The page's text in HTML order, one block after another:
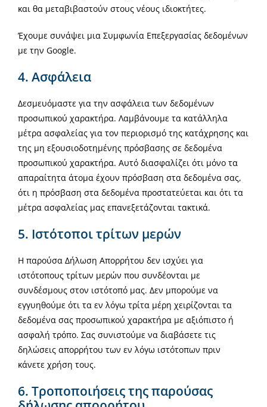
και θα μεταβιβαστούν στους νέους ιδιοκτήτες.
Έχουμε συνάψει μια Συμφωνία Επεξεργασίας δεδομένων
με την Google.
4. Ασφάλεια
Δεσμευόμαστε για την ασφάλεια των δεδομένων
προσωπικού χαρακτήρα. Λαμβάνουμε τα κατάλληλα
μέτρα ασφαλείας για τον περιορισμό της κατάχρησης και
της μη εξουσιοδοτημένης πρόσβασης σε δεδομένα
προσωπικού χαρακτήρα. Αυτό διασφαλίζει ότι μόνο τα
απαραίτητα άτομα έχουν πρόσβαση στα δεδομένα σας,
ότι η πρόσβαση στα δεδομένα προστατεύεται και ότι τα
μέτρα ασφαλείας μας επανεξετάζονται τακτικά.
5. Ιστότοποι τρίτων μερών
Η παρούσα Δήλωση Απορρήτου δεν ισχύει για
ιστότοπους τρίτων μερών που συνδέονται με
συνδέσμους στον ιστότοπό μας. Δεν μπορούμε να
εγγυηθούμε ότι τα εν λόγω τρίτα μέρη χειρίζονται τα
δεδομένα σας προσωπικού χαρακτήρα με αξιόπιστο ή
ασφαλή τρόπο. Σας συνιστούμε να διαβάσετε τις
δηλώσεις απορρήτου των εν λόγω ιστότοπων πριν
κάνετε χρήση τους.
6. Τροποποιήσεις της παρούσας